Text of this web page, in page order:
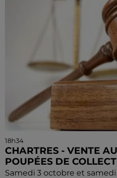
18h34
CHARTRES - VENTE
POUPÉES DE
Samedi 3 octobre et